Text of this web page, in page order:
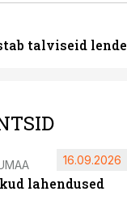
talviseid lende
lahendused
16.09.2026